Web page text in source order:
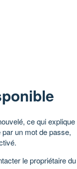
ce qui explique
un mot de passe,
le propriétaire du